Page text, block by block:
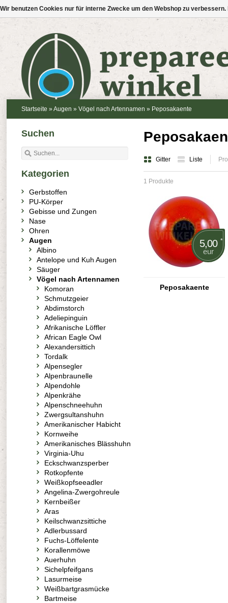
Startseite » Augen » Vögel nach Artennamen » Peposakaente
Gitter Liste
1 Produkte
5,00 *
eur
Peposakaente
Suchen
Kategorien
Gerbstoffen
PU-Körper
Gebisse und Zungen
Nase
Ohren
Augen
Albino
Antelope und Kuh Augen
Säuger
Vögel nach Artennamen
Komoran
Schmutzgeier
Abdimstorch
Adeliepinguin
Afrikanische Löffler
African Eagle Owl
Alexandersittich
Tordalk
Alpensegler
Alpenbraunelle
Alpendohle
Alpenkrähe
Alpenschneehuhn
Zwergsultanshuhn
Amerikanischer Habicht
Kornweihe
Amerikanisches Blässhuhn
Virginia-Uhu
Eckschwanzsperber
Rotkopfente
Weißkopfseeadler
Angelina-Zwergohreule
Kernbeißer
Aras
Keilschwanzsittiche
Adlerbussard
Fuchs-Löffelente
Korallenmöwe
Auerhuhn
Sichelpfeifgans
Lasurmeise
Weißbartgrasmücke
Bartmeise
Wir benutzen Cookies nur für interne Zwecke um den Webshop zu